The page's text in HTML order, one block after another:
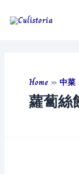
Home »中菜
蘿蔔絲